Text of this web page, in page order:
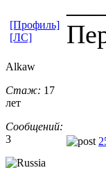
[Профиль]
[ЛС]
Alkaw
Стаж: 17
лет
Сообщений:
3